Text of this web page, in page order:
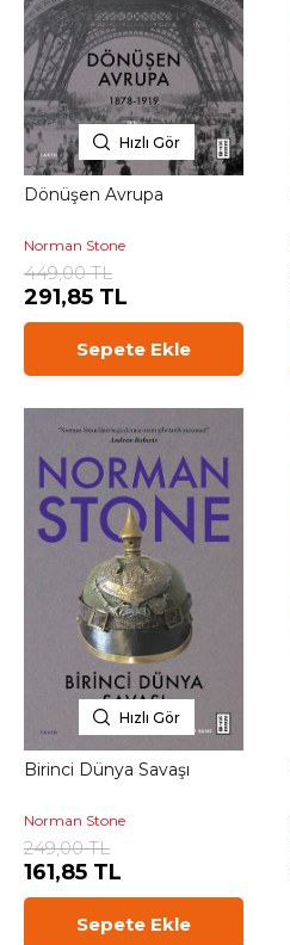
Hızlı Gör
Dönüşen Avrupa
Norman Stone
449,00 TL
291,85 TL
Sepete Ekle
Hızlı Gör
Birinci Dünya Savaşı
Norman Stone
249,00 TL
161,85 TL
Sepete Ekle